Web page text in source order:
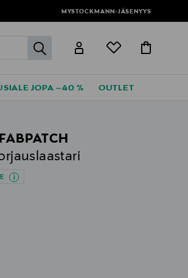
MYSTOCKMANN-JÄSENYYS
label.header.go
JOPA –40 % OUTLET